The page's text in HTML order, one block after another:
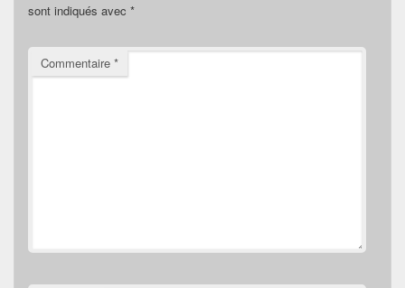
sont indiqués avec *
Commentaire *